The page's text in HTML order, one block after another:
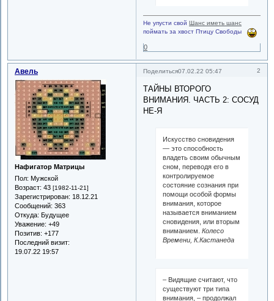
Не упусти свойШанс иметь шанс
поймать за хвост Птицу Свободы
0
Поделиться 2
07.02.22 05:47
Авель
Нафигатор Матрицы
Пол: Мужской
Возраст: 43 [1982-11-21]
Зарегистрирован: 18.12.21
Сообщений: 363
Откуда: Будущее
Уважение: +49
Позитив: +177
Последний визит:
19.07.22 19:57
ТАЙНЫ ВТОРОГО
ВНИМАНИЯ. ЧАСТЬ 2: СОСУД
НЕ-Я
Искусство сновидения
— это способность
владеть своим обычным
сном, переводя его в
контролируемое
состояние сознания при
помощи особой формы
внимания, которое
называется вниманием
сновидения, или вторым
вниманием. Колесо
Времени, К.Кастанеда
– Видящие считают, что
существуют три типа
внимания, – продолжал